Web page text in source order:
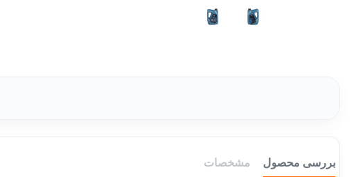
بررسی محصول مشخصات